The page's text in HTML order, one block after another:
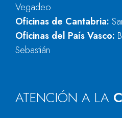
Vegadeo
Oficinas de Cantabria:
Oficinas del País Vasco:
Sebastián
ATENCIÓN A LA